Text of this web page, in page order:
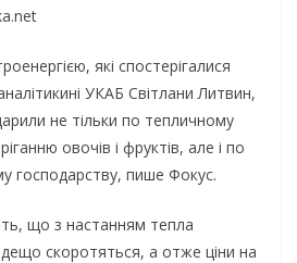
які спостерігалися
УКАБ Світлани Литвин,
не тільки по тепличному
овочів і фруктів, але і по
господарству, пише Фокус.
що з настанням тепла
скоротяться, а отже ціни на